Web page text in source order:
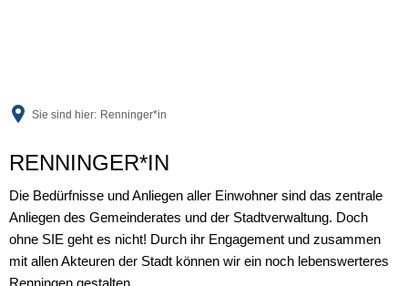
Sie sind hier: Renninger*in
Renninger*in
RENNINGER*IN
Die Bedürfnisse und Anliegen aller Einwohner sind das zentrale
Anliegen des Gemeinderates und der Stadtverwaltung. Doch
ohne SIE geht es nicht! Durch ihr Engagement und zusammen
mit allen Akteuren der Stadt können wir ein noch lebenswerteres
Renningen gestalten.